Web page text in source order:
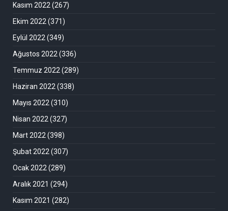
Kasım 2022 (267)
Ekim 2022 (371)
Eylül 2022 (349)
Ağustos 2022 (336)
Temmuz 2022 (289)
Haziran 2022 (338)
Mayıs 2022 (310)
Nisan 2022 (327)
Mart 2022 (398)
Şubat 2022 (307)
Ocak 2022 (289)
Aralık 2021 (294)
Kasım 2021 (282)